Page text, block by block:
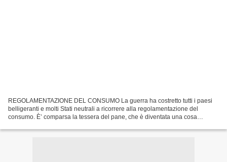
REGOLAMENTAZIONE DEL CONSUMO La guerra ha costretto tutti i paesi
belligeranti e molti Stati neutrali a ricorrere alla regolamentazione del
consumo. È’ comparsa la tessera del pane, che è diventata una cosa